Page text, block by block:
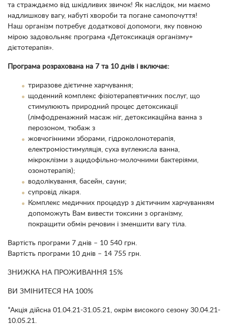
та страждаємо від шкідливих звичок! Як наслідок, ми маємо
надлишкову вагу, набуті хвороби та погане самопочуття!
Наш організм потребує додаткової допомоги, яку повною
мірою задовольняє програма «Детоксикація організму+
дієтотерапія».
Програма розрахована на 7 та 10 днів і включає:
триразове дієтичне харчування;
щоденний комплекс фізіотерапевтичних послуг, що
стимулюють природний процес детоксикації
(лімфодренажний масаж ніг, детоксикаційна ванна з
перозоном, тюбаж з
жовчогінними зборами, гідроколонотерапія,
електроміостимуляція, суха вуглекисла ванна,
мікроклізми з ацидофільно-молочними бактеріями,
озонотерапія);
водолікування, басейн, сауни;
супровід лікаря.
Комплекс медичних процедур з дієтичним харчуванням
допоможуть Вам вивести токсини з організму,
покращити обмін речовин і зменшити вагу тіла.
Вартість програми 7 днів – 10 540 грн.
Вартість програми 10 днів – 14 755 грн.
ЗНИЖКА НА ПРОЖИВАННЯ 15%
ВИ ЗМІНИТЕСЯ НА 100%
*Акція дійсна 01.04.21-31.05.21, окрім високого сезону 30.04.21-
10.05.21.